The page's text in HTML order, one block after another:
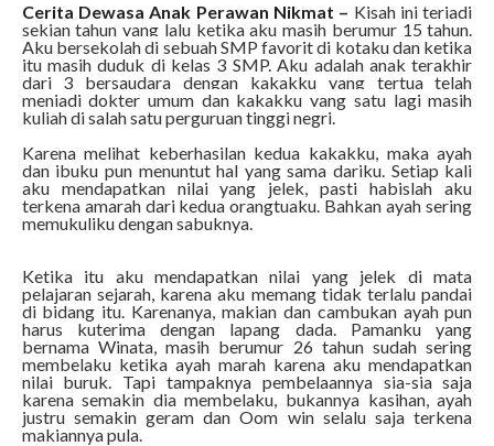
Cerita Dewasa Anak Perawan Nikmat – Kisah ini terjadi
sekian tahun yang lalu ketika aku masih berumur 15 tahun.
Aku bersekolah di sebuah SMP favorit di kotaku dan ketika
itu masih duduk di kelas 3 SMP. Aku adalah anak terakhir
dari 3 bersaudara dengan kakakku yang tertua telah
menjadi dokter umum dan kakakku yang satu lagi masih
kuliah di salah satu perguruan tinggi negri.
Karena melihat keberhasilan kedua kakakku, maka ayah
dan ibuku pun menuntut hal yang sama dariku. Setiap kali
aku mendapatkan nilai yang jelek, pasti habislah aku
terkena amarah dari kedua orangtuaku. Bahkan ayah sering
memukuliku dengan sabuknya.
Ketika itu aku mendapatkan nilai yang jelek di mata
pelajaran sejarah, karena aku memang tidak terlalu pandai
di bidang itu. Karenanya, makian dan cambukan ayah pun
harus kuterima dengan lapang dada. Pamanku yang
bernama Winata, masih berumur 26 tahun sudah sering
membelaku ketika ayah marah karena aku mendapatkan
nilai buruk. Tapi tampaknya pembelaannya sia-sia saja
karena semakin dia membelaku, bukannya kasihan, ayah
justru semakin geram dan Oom win selalu saja terkena
makiannya pula.